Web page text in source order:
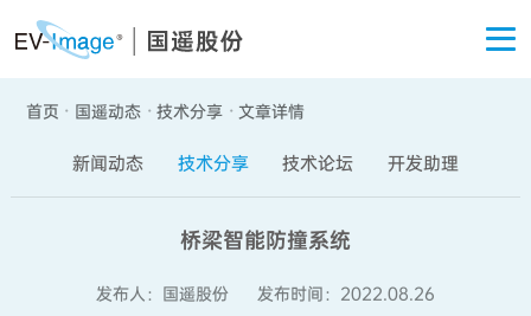
关于国遥
首页 · 国遥动态 · 技术分享 · 文章详情
新闻动态 技术分享 技术论坛 开发助理
桥梁智能防撞系统
发布人：国遥股份 发布时间：2022.08.26